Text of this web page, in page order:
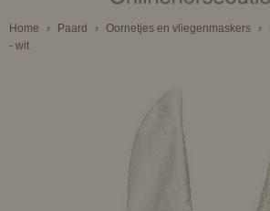
Home › Paard › Oornetjes en vliegenmaskers ›
- wit